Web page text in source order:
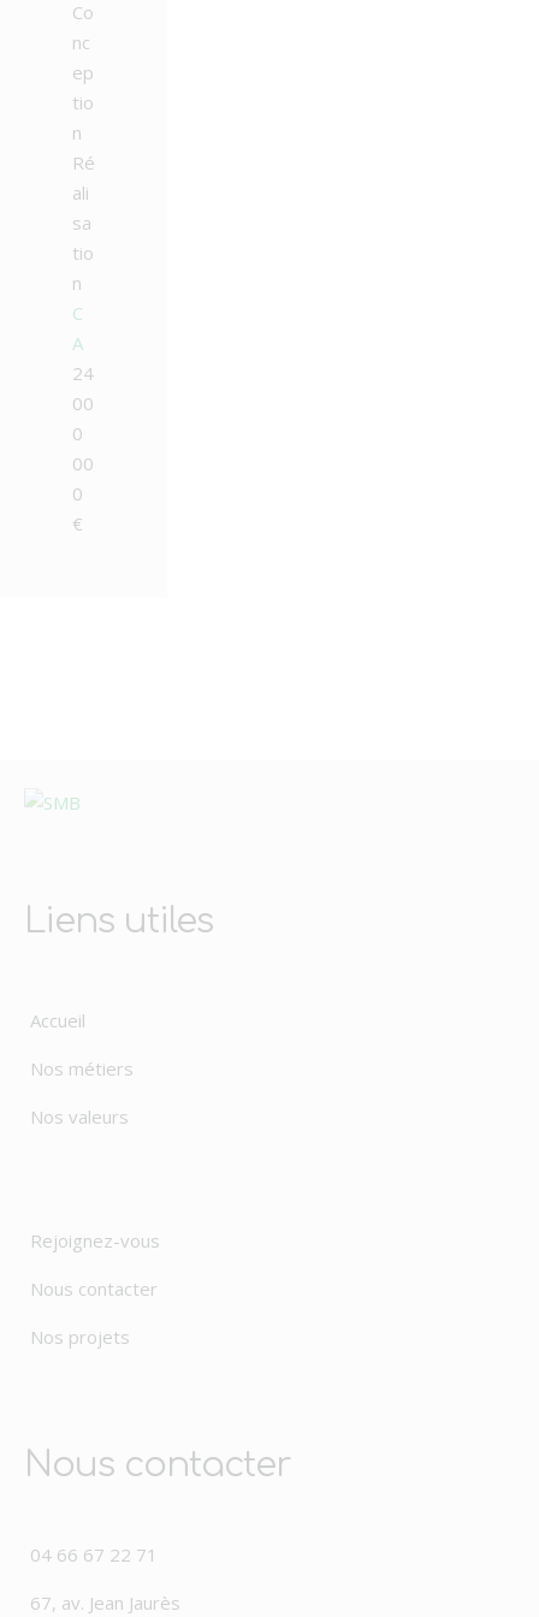
Co
nc
ep
tio
n
Ré
ali
sa
tio
n
C
A
24
00
0
00
0
€
Liens utiles
Accueil
Nos métiers
Nos valeurs
Rejoignez-vous
Nous contacter
Nos projets
Nous contacter
04 66 67 22 71
67, av. Jean Jaurès